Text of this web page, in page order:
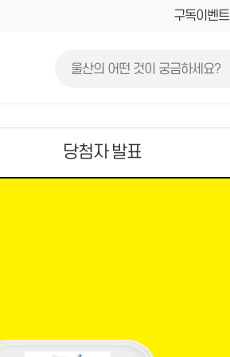
구독이벤트
당첨자 발표